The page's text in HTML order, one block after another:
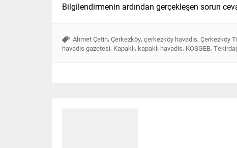
Bilgilendirmenin ardından gerçekleşen sorun
Ahmet Çetin, Çerkezköy, çerkezköy havadis, Çerkezköy
havadis gazetesi, Kapaklı, kapaklı havadis, KOSGEB,